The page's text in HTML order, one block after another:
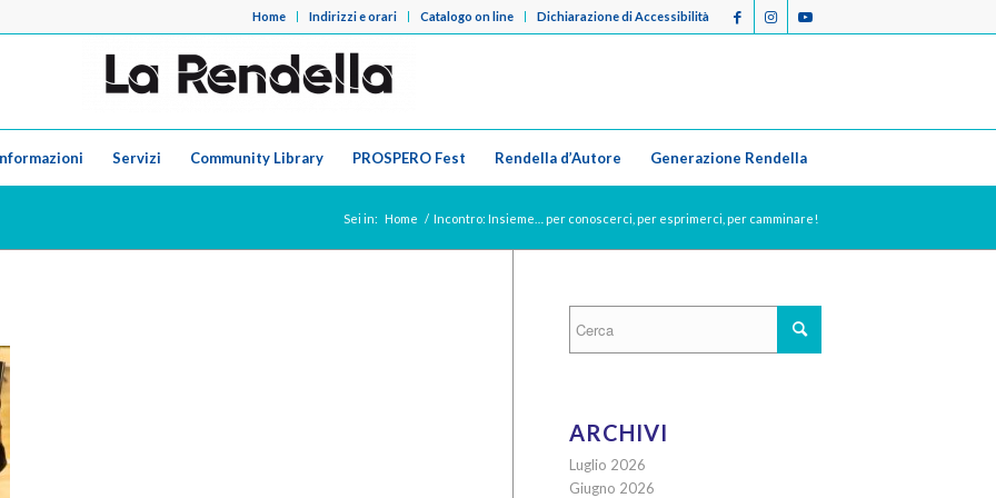
Home Indirizzi e orari Catalogo on line Dichiarazione di Accessibilità
Servizi Community Library PROSPERO Fest Rendella d’Autore Generazione Rendella
Sei in: Home / Incontro: Insieme… per conoscerci, per esprimerci, per camminare!
ARCHIVI
Luglio 2026
Giugno 2026